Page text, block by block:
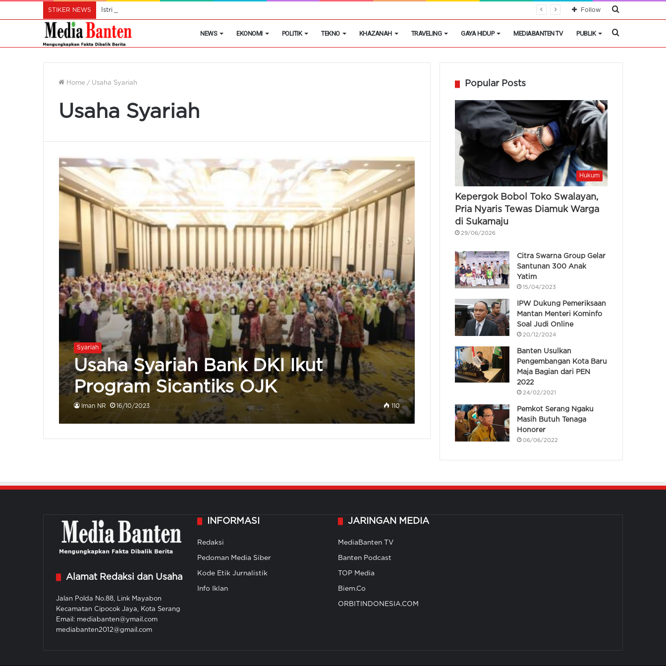
STIKER NEWS Istri Wali Kota Ajak Perempuan Cilegon Kembangkan Hobi Sebagai Peluang Usaha Cari
Follow
NEWS EKONOMI POLITIK TEKNO KHAZANAH TRAVELING GAYA HIDUP MEDIABANTEN TV PUBLIK Cari
Home / Usaha Syariah
Usaha Syariah
Syariah
Usaha Syariah Bank DKI Ikut
Program Sicantiks OJK
Iman NR 16/10/2023 110
Popular Posts
Hukum
Kepergok Bobol Toko Swalayan,
Pria Nyaris Tewas Diamuk Warga
di Sukamaju
29/06/2026
Citra Swarna Group Gelar
Santunan 300 Anak
Yatim
15/04/2023
IPW Dukung Pemeriksaan
Mantan Menteri Kominfo
Soal Judi Online
20/12/2024
Banten Usulkan
Pengembangan Kota Baru
Maja Bagian dari PEN
2022
24/02/2021
Pemkot Serang Ngaku
Masih Butuh Tenaga
Honorer
06/06/2022
Alamat Redaksi dan Usaha
Jalan Polda No.88, Link Mayabon
Kecamatan Cipocok Jaya, Kota Serang
Email: mediabanten@ymail.com
mediabanten2012@gmail.com
INFORMASI
Redaksi
Pedoman Media Siber
Kode Etik Jurnalistik
Info Iklan
JARINGAN MEDIA
MediaBanten TV
Banten Podcast
TOP Media
Biem.Co
ORBITINDONESIA.COM